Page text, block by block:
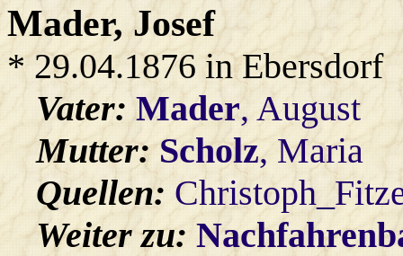
Mader, Josef
* 29.04.1876 in Ebersdorf
Vater:Mader, August
Mutter:Scholz, Maria
Quellen:
Weiter zu: